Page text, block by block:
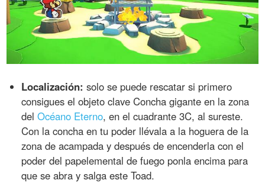
Localización: solo se puede rescatar si primero
consigues el objeto clave Concha gigante en la zona
delOcéano Eterno, en el cuadrante 3C, al sureste.
Con la concha en tu poder llévala a la hoguera de la
zona de acampada y después de encenderla con el
poder del papelemental de fuego ponla encima para
que se abra y salga este Toad.